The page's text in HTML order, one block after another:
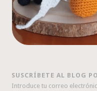
SUSCRÍBETE AL BLOG
Introduce tu correo